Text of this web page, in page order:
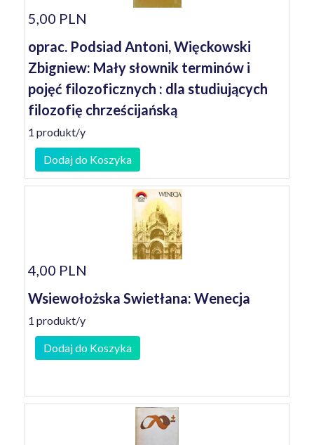
5,00 PLN
oprac. Podsiad Antoni, Więckowski
Zbigniew: Mały słownik terminów i
pojęć filozoficznych : dla studiujących
filozofię chrześcijańską
1 produkt/y
Dodaj do Koszyka
4,00 PLN
Wsiewołożska Swietłana: Wenecja
1 produkt/y
Dodaj do Koszyka